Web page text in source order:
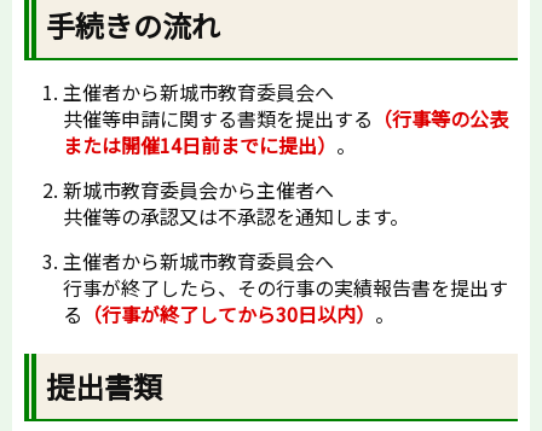
手続きの流れ
主催者から新城市教育委員会へ
共催等申請に関する書類を提出する （行事等の公表
または開催14日前までに提出） 。
新城市教育委員会から主催者へ
共催等の承認又は不承認を通知します。
主催者から新城市教育委員会へ
行事が終了したら、その行事の実績報告書を提出す
る （行事が終了してから30日以内） 。
提出書類